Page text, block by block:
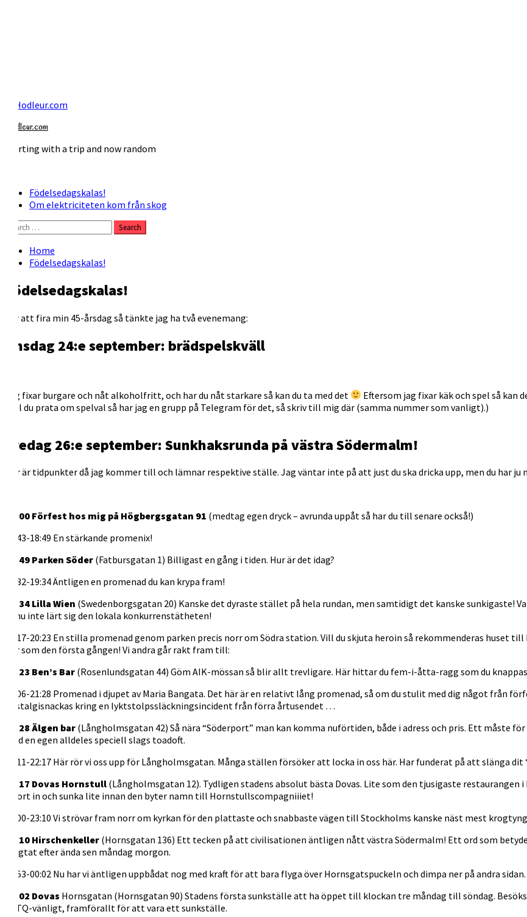
Skip
content
Hodleur.com
starting with a trip and now random
Födelsedagskalas!
Om elektriciteten kom från skog
Search
for:
Home
Födelsedagskalas!
Födelsedagskalas!
För att fira min 45-årsdag så tänkte jag ha två evenemang:
Onsdag 24:e september: brädspelskväll
Jag fixar burgare och nåt alkoholfritt, och har du nåt starkare så kan du ta med det
Eftersom jag fixar käk och spel så kan
(Vill du prata om spelval så har jag en grupp på Telegram för det, så skriv till mig där (samma nummer som vanligt).)
Fredag 26:e september: Sunkhaksrunda på västra Södermalm!
Här är tidpunkter då jag kommer till och lämnar respektive ställe. Jag väntar inte på att just du ska dricka upp, men du har ju
18:00 Förfest hos mig på Högbergsgatan 91 (medtag egen dryck – avrunda uppåt så har du till senare också!)
18:43-18:49 En stärkande promenix!
18:49 Parken Söder (Fatbursgatan 1) Billigast en gång i tiden. Hur är det idag?
19:32-19:34 Äntligen en promenad du kan krypa fram!
19:34 Lilla Wien (Swedenborgsgatan 20) Kanske det dyraste stället på hela rundan, men samtidigt det kanske sunkigaste!
ännu inte lärt sig den lokala konkurrenstätheten!
20:17-20:23 En stilla promenad genom parken precis norr om Södra station. Vill du skjuta heroin så rekommenderas
blir som den första gången! Vi andra går rakt fram till:
20:23 Ben’s Bar (Rosenlundsgatan 44) Göm AIK-mössan så blir allt trevligare. Här hittar du fem-i-åtta-ragg som du
21:06-21:28 Promenad i djupet av Maria Bangata. Det här är en relativt lång promenad, så om du stulit med dig något från
nostalgisnackas kring en lyktstolpssläckningsincident från förra årtusendet …
21:28 Älgen bar (Långholmsgatan 42) Så nära “Söderport” man kan komma nuförtiden, både i adress och pris. Ett måste
med en egen alldeles speciell slags toadoft.
22:11-22:17 Här rör vi oss upp för Långholmsgatan. Många ställen försöker att locka in oss här. Har funderat på att slänga dit
22:17 Dovas Hornstull (Långholmsgatan 12). Tydligen stadens absolut bästa Dovas. Lite som den tjusigaste
vi fort in och sunka lite innan den byter namn till Hornstullscompagniiiet!
23:00-23:10 Vi strövar fram norr om kyrkan för den plattaste och snabbaste vägen till Stockholms kanske näst mest
23:10 Hirschenkeller (Hornsgatan 136) Ett tecken på att civilisationen äntligen nått västra Södermalm! Ett ord som
längtat efter ända sen måndag morgon.
23:53-00:02 Nu har vi äntligen uppbådat nog med kraft för att bara flyga över Hornsgatspuckeln och dimpa ner på andra
00:02 Dovas Hornsgatan (Hornsgatan 90) Stadens första sunkställe att ha öppet till klockan tre måndag till söndag.
LBTQ-vänligt, framförallt för att vara ett sunkställe.